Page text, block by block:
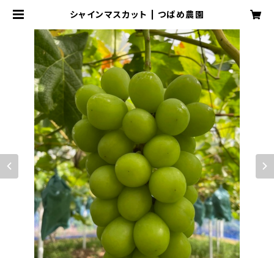
シャインマスカット | つばめ農園